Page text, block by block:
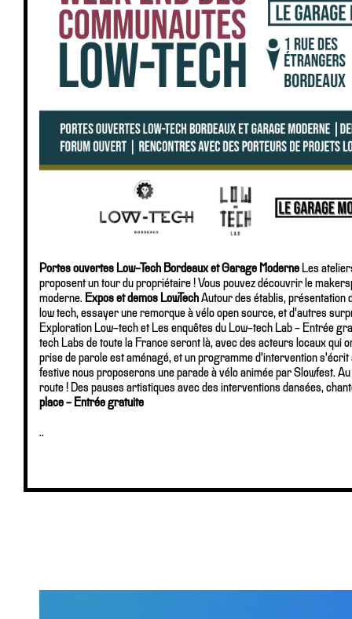
Portes ouvertes Low-Tech Bordeaux et Garage Moderne Les
proposent un tour du propriétaire ! Vous pouvez découvrir le
moderne. Expos et demos LowTech Autour des établis, présentation
low tech, essayer une remorque à vélo open source, et d'autres
Exploration Low-tech et Les enquêtes du Low-tech Lab - Entrée
tech Labs de toute la France seront là, avec des acteurs locaux qui
prise de parole est aménagé, et un programme d'intervention s'écrit
festive nous proposerons une parade à vélo animée par Slowfest.
route ! Des pauses artistiques avec des interventions dansées,
place - Entrée gratuite
..